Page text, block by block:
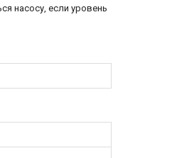
насосу, если уровень